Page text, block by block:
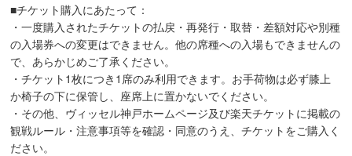
■チケット購入にあたって：
・一度購入されたチケットの払戻・再発行・取替・差額対応や別種
の入場券への変更はできません。他の席種への入場もできませんの
で、あらかじめご了承ください。
・チケット1枚につき1席のみ利用できます。お手荷物は必ず膝上
か椅子の下に保管し、座席上に置かないでください。
・その他、ヴィッセル神戸ホームページ及び楽天チケットに掲載の
観戦ルール・注意事項等を確認・同意のうえ、チケットをご購入く
ださい。